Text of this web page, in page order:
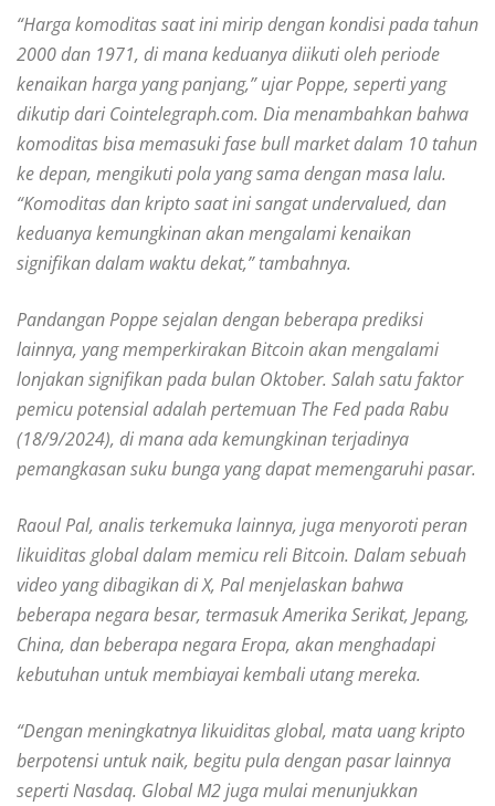
“Harga komoditas saat ini mirip dengan kondisi pada tahun
2000 dan 1971, di mana keduanya diikuti oleh periode
kenaikan harga yang panjang,” ujar Poppe, seperti yang
dikutip dari Cointelegraph.com. Dia menambahkan bahwa
komoditas bisa memasuki fase bull market dalam 10 tahun
ke depan, mengikuti pola yang sama dengan masa lalu.
“Komoditas dan kripto saat ini sangat undervalued, dan
keduanya kemungkinan akan mengalami kenaikan
signifikan dalam waktu dekat,” tambahnya.
Pandangan Poppe sejalan dengan beberapa prediksi
lainnya, yang memperkirakan Bitcoin akan mengalami
lonjakan signifikan pada bulan Oktober. Salah satu faktor
pemicu potensial adalah pertemuan The Fed pada Rabu
(18/9/2024), di mana ada kemungkinan terjadinya
pemangkasan suku bunga yang dapat memengaruhi pasar.
Raoul Pal, analis terkemuka lainnya, juga menyoroti peran
likuiditas global dalam memicu reli Bitcoin. Dalam sebuah
video yang dibagikan di X, Pal menjelaskan bahwa
beberapa negara besar, termasuk Amerika Serikat, Jepang,
China, dan beberapa negara Eropa, akan menghadapi
kebutuhan untuk membiayai kembali utang mereka.
“Dengan meningkatnya likuiditas global, mata uang kripto
berpotensi untuk naik, begitu pula dengan pasar lainnya
seperti Nasdaq. Global M2 juga mulai menunjukkan